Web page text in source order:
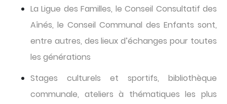
La Ligue des Familles, le Conseil Consultatif des
Aînés, le Conseil Communal des Enfants sont,
entre autres, des lieux d’échanges pour toutes
les générations
Stages culturels et sportifs, bibliothèque
communale, ateliers à thématiques les plus